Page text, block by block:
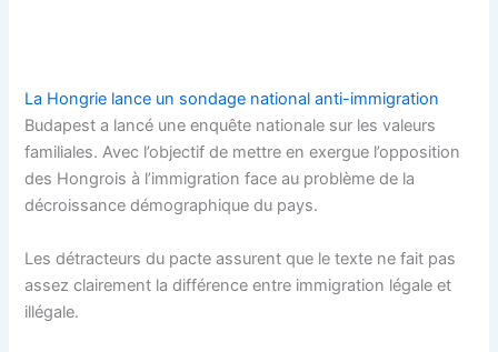
La Hongrie lance un sondage national anti-immigration
Budapest a lancé une enquête nationale sur les valeurs
familiales. Avec l’objectif de mettre en exergue l’opposition
des Hongrois à l’immigration face au problème de la
décroissance démographique du pays.
Les détracteurs du pacte assurent que le texte ne fait pas
assez clairement la différence entre immigration légale et
illégale.